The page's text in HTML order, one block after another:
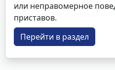
или неправомерное
приставов.
Перейти в раздел